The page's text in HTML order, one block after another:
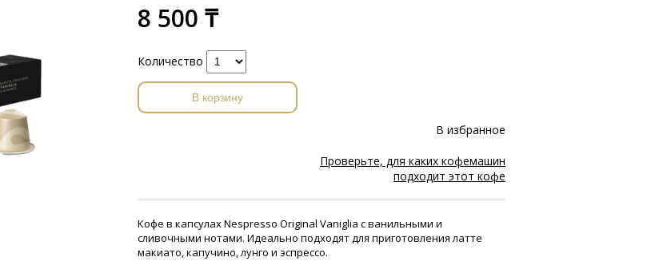
8 500 ₸
Количество
В корзину
В избранное
Проверьте, для каких кофемашин
подходит этот кофе
Кофе в капсулах Nespresso Original Vaniglia с ванильными и
сливочными нотами. Идеально подходят для приготовления латте
макиато, капучино, лунго и эспрессо.